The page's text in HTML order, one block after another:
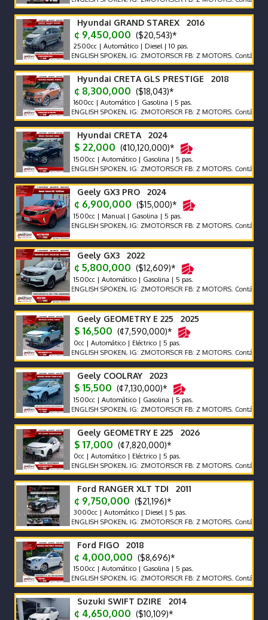
Hyundai GRAND STAREX 2016
¢ 9,450,000 ($20,543)*
2500cc | Automático | Diesel | 10 pas.
ENGLISH SPOKEN, IG: ZMOTORSCR FB: Z MOTORS. Contáctenos x
Hyundai CRETA GLS PRESTIGE 2018
¢ 8,300,000 ($18,043)*
1600cc | Automático | Gasolina | 5 pas.
ENGLISH SPOKEN, IG: ZMOTORSCR FB: Z MOTORS. Contáctenos x
Hyundai CRETA 2024
$ 22,000 (¢10,120,000)*
1500cc | Automático | Gasolina | 5 pas.
ENGLISH SPOKEN, IG: ZMOTORSCR FB: Z MOTORS. Contáctenos x
Geely GX3 PRO 2024
¢ 6,900,000 ($15,000)*
1500cc | Manual | Gasolina | 5 pas.
ENGLISH SPOKEN, IG: ZMOTORSCR FB: Z MOTORS. Contáctenos x
Geely GX3 2022
¢ 5,800,000 ($12,609)*
1500cc | Automático | Gasolina | 5 pas.
ENGLISH SPOKEN, IG: ZMOTORSCR FB: Z MOTORS. Contáctenos x
Geely GEOMETRY E 225 2025
$ 16,500 (¢7,590,000)*
0cc | Automático | Eléctrico | 5 pas.
ENGLISH SPOKEN, IG: ZMOTORSCR FB: Z MOTORS. Contáctenos x
Geely COOLRAY 2023
$ 15,500 (¢7,130,000)*
1500cc | Automático | Gasolina | 5 pas.
ENGLISH SPOKEN, IG: ZMOTORSCR FB: Z MOTORS. Contáctenos x
Geely GEOMETRY E 225 2026
$ 17,000 (¢7,820,000)*
0cc | Automático | Eléctrico | 5 pas.
ENGLISH SPOKEN, IG: ZMOTORSCR FB: Z MOTORS. Contáctenos x
Ford RANGER XLT TDI 2011
¢ 9,750,000 ($21,196)*
3000cc | Automático | Diesel | 5 pas.
ENGLISH SPOKEN, IG: ZMOTORSCR FB: Z MOTORS. Contáctenos x
Ford FIGO 2018
¢ 4,000,000 ($8,696)*
1500cc | Automático | Gasolina | 5 pas.
ENGLISH SPOKEN, IG: ZMOTORSCR FB: Z MOTORS. Contáctenos x
Suzuki SWIFT DZIRE 2014
¢ 4,650,000 ($10,109)*